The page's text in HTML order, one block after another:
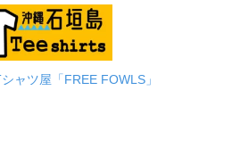
ャツ屋「FREE FOWLS」